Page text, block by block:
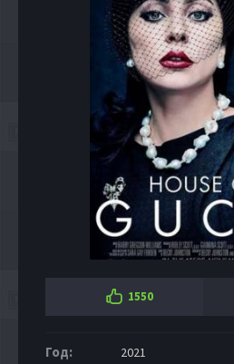
1550
Год: 2021